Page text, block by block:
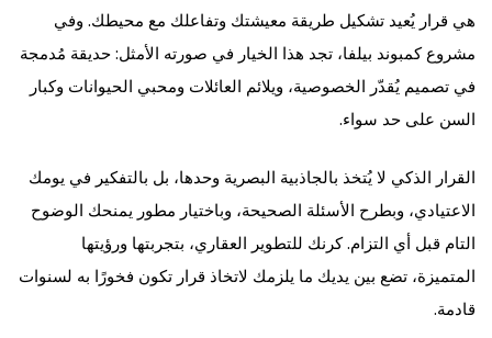
هي قرار يُعيد تشكيل طريقة معيشتك وتفاعلك مع محيطك. وفي
مشروع كمبوند بيلفا، تجد هذا الخيار في صورته الأمثل: حديقة مُدمجة
في تصميم يُقدّر الخصوصية، ويلائم العائلات ومحبي الحيوانات وكبار
السن على حد سواء.
القرار الذكي لا يُتخذ بالجاذبية البصرية وحدها، بل بالتفكير في يومك
الاعتيادي، وبطرح الأسئلة الصحيحة، وباختيار مطور يمنحك الوضوح
التام قبل أي التزام. كرنك للتطوير العقاري، بتجربتها ورؤيتها
المتميزة، تضع بين يديك ما يلزمك لاتخاذ قرار تكون فخورًا به لسنوات
قادمة.